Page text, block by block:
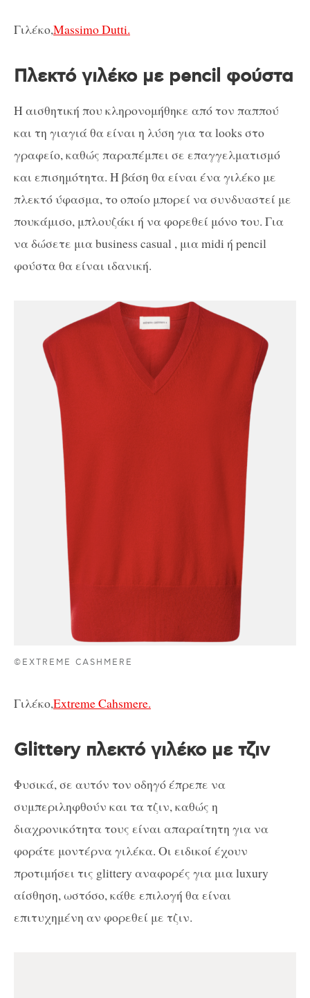
Γιλέκο,Massimo Dutti.
Πλεκτό γιλέκο με pencil φούστα
Η αισθητική που κληρονομήθηκε από τον παππού
και τη γιαγιά θα είναι η λύση για τα looks στο
γραφείο, καθώς παραπέμπει σε επαγγελματισμό
και επισημότητα. Η βάση θα είναι ένα γιλέκο με
πλεκτό ύφασμα, το οποίο μπορεί να συνδυαστεί με
πουκάμισο, μπλουζάκι ή να φορεθεί μόνο του. Για
να δώσετε μια business casual , μια midi ή pencil
φούστα θα είναι ιδανική.
©EXTREME CASHMERE
Γιλέκο,Extreme Cahsmere.
Glittery πλεκτό γιλέκο με τζιν
Φυσικά, σε αυτόν τον οδηγό έπρεπε να
συμπεριληφθούν και τα τζιν, καθώς η
διαχρονικότητα τους είναι απαραίτητη για να
φοράτε μοντέρνα γιλέκα. Οι ειδικοί έχουν
προτιμήσει τις glittery αναφορές για μια luxury
αίσθηση, ωστόσο, κάθε επιλογή θα είναι
επιτυχημένη αν φορεθεί με τζιν.